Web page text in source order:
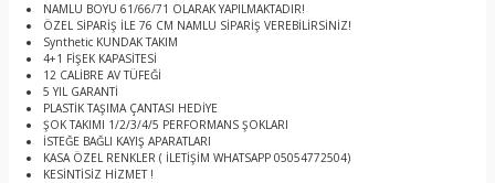
NAMLU BOYU 61/66/71 OLARAK YAPILMAKTADIR!
ÖZEL SİPARİŞ İLE 76 CM NAMLU SİPARİŞ VEREBİLİRSİNİZ!
Synthetic KUNDAK TAKIM
4+1 FİŞEK KAPASİTESİ
12 CALİBRE AV TÜFEĞİ
5 YIL GARANTİ
PLASTİK TAŞIMA ÇANTASI HEDİYE
ŞOK TAKIMI 1/2/3/4/5 PERFORMANS ŞOKLARI
İSTEĞE BAĞLI KAYIŞ APARATLARI
KASA ÖZEL RENKLER ( İLETİŞİM WHATSAPP 05054772504)
KESİNTİSİZ HİZMET !